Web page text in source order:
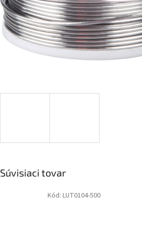
Súvisiaci tovar
Kód: LUT0104-500